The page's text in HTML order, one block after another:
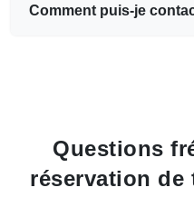
Comment puis-je
Questions
réservation de